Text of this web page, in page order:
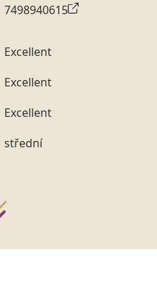
7498940615
Excellent
Excellent
Excellent
střední